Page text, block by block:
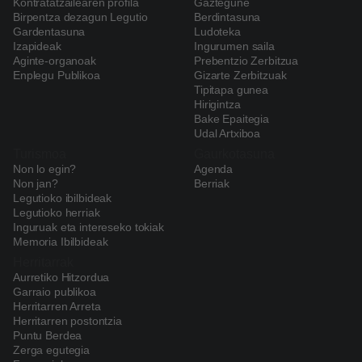
Birpentza dezagun Legutio
Gardentasuna
Izapideak
Aginte-organoak
Enplegu Publikoa
Berdintasuna
Ludoteka
Ingurumen saila
Prebentzio Zerbitzua
Gizarte Zerbitzuak
Tipitapa gunea
Hirigintza
Bake Epaitegia
Udal Artxiboa
Non lo egin?
Non jan?
Legutioko ibilbideak
Legutioko herriak
Inguruak eta intereseko tokiak
Memoria Ibilbideak
Agenda
Berriak
Aurretiko Hitzordua
Garraio publikoa
Herritarren Arreta
Herritarren postontzia
Puntu Berdea
Zerga egutegia